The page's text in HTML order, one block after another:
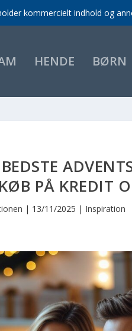
kommercielt indhold og
HENDE BØRN
PÅ KREDIT
| 13/11/2025 | Inspiration